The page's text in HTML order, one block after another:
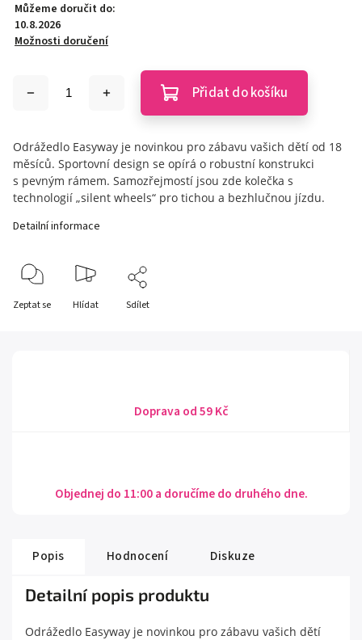
Můžeme doručit do:
10.8.2026
Možnosti doručení
Přidat do košíku
Odrážedlo Easyway je novinkou pro zábavu vašich dětí od 18
měsíců. Sportovní design se opírá o robustní konstrukci
s pevným rámem. Samozřejmostí jsou zde kolečka s
technologií „silent wheels“ pro tichou a bezhlučnou jízdu.
Detailní informace
Zeptat se Hlídat Sdílet
Doprava od 59 Kč
Objednej do 11:00 a doručíme do druhého dne.
Popis Hodnocení Diskuze
Detailní popis produktu
Odrážedlo Easyway je novinkou pro zábavu vašich dětí